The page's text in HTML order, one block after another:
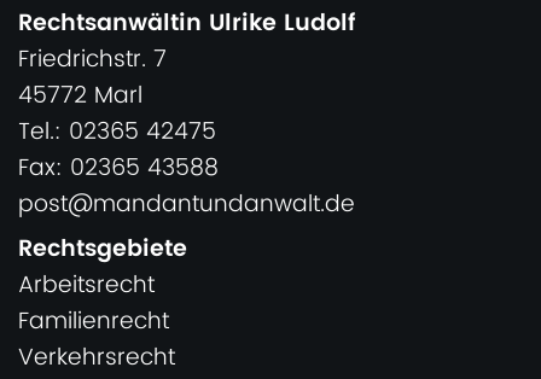
Rechtsanwältin Ulrike Ludolf
Friedrichstr. 7
45772 Marl
Tel.: 02365 42475
Fax: 02365 43588
post@mandantundanwalt.de
Rechtsgebiete
Arbeitsrecht
Familienrecht
Verkehrsrecht